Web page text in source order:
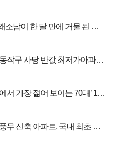
소남이 한 달 만에 거물 된 사
작구 사당 반값 최저가아파트
서 가장 젊어 보이는 70대’ 1위
무 신축 아파트, 국내 최초 반